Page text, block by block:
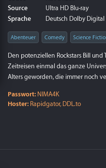
Source
Ultra HD Blu-ray
Sprache
Deutsch Dolby Digital
Abenteuer Comedy Science
Den potenziellen Rockstars Bill
Zeitreisen einmal das ganze
Alters geworden, die immer noch
Passwort: NIMA4K
Hoster: Rapidgator, DDL.to